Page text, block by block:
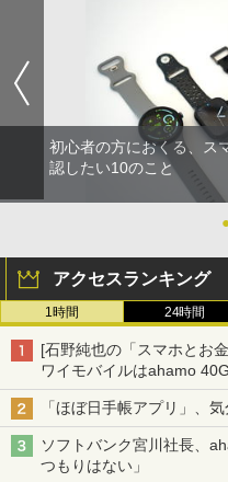
初心者の方におくる、ス
認したい10のこと
アクセスランキング
1時間 24時間
[石野純也の「スマホとお
ワイモバイルはahamo
割」の安さと1年限定の注
「ほぼ日手帳アプリ」、
ソフトバンク宮川社長、
つもりはない」